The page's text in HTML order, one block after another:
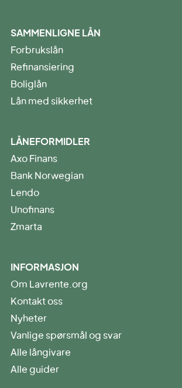
SAMMENLIGNE LÅN
Forbrukslån
Refinansiering
Boliglån
Lån med sikkerhet
LÅNEFORMIDLER
Axo Finans
Bank Norwegian
Lendo
Unofinans
Zmarta
INFORMASJON
Om Lavrente.org
Kontakt oss
Nyheter
Vanlige spørsmål og svar
Alle långivare
Alle guider